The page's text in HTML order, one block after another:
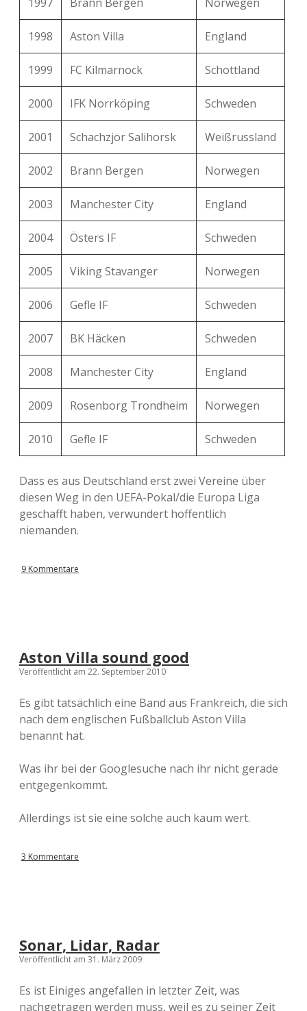
1998 Aston Villa England
1999 FC Kilmarnock Schottland
2000 IFK Norrköping Schweden
2001 Schachzjor Salihorsk Weißrussland
2002 Brann Bergen Norwegen
2003 Manchester City England
2004 Östers IF Schweden
2005 Viking Stavanger Norwegen
2006 Gefle IF Schweden
2007 BK Häcken Schweden
2008 Manchester City England
2009 Rosenborg Trondheim Norwegen
2010 Gefle IF Schweden
Dass es aus Deutschland erst zwei Vereine über
diesen Weg in den UEFA-Pokal/die Europa Liga
geschafft haben, verwundert hoffentlich
niemanden.
9 Kommentare
Aston Villa sound good
Veröffentlicht am 22. September 2010
Es gibt tatsächlich eine Band aus Frankreich, die sich
nach dem englischen Fußballclub Aston Villa
benannt hat.
Was ihr bei der Googlesuche nach ihr nicht gerade
entgegenkommt.
Allerdings ist sie eine solche auch kaum wert.
3 Kommentare
Sonar, Lidar, Radar
Veröffentlicht am 31. März 2009
Es ist Einiges angefallen in letzter Zeit, was
nachgetragen werden muss, weil es zu seiner Zeit